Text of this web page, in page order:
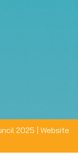
2025 | Website